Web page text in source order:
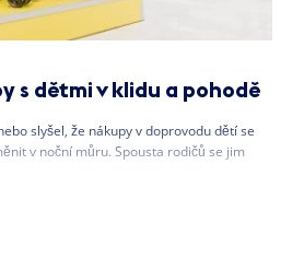
s dětmi v klidu a pohodě
slyšel, že nákupy v doprovodu dětí se
v noční můru. Spousta rodičů se jim